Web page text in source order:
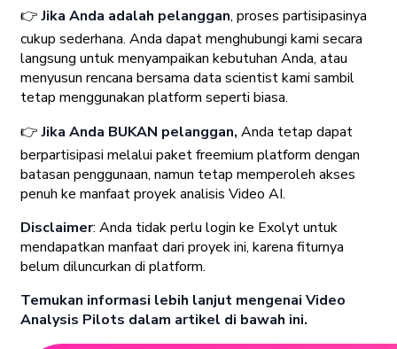
👉Jika Anda adalah pelanggan, proses partisipasinya
cukup sederhana. Anda dapat menghubungi kami secara
langsung untuk menyampaikan kebutuhan Anda, atau
menyusun rencana bersama data scientist kami sambil
tetap menggunakan platform seperti biasa.
👉Jika Anda BUKAN pelanggan, Anda tetap dapat
berpartisipasi melalui paket freemium platform dengan
batasan penggunaan, namun tetap memperoleh akses
penuh ke manfaat proyek analisis Video AI.
Disclaimer: Anda tidak perlu login ke Exolyt untuk
mendapatkan manfaat dari proyek ini, karena fiturnya
belum diluncurkan di platform.
Temukan informasi lebih lanjut mengenai Video
Analysis Pilots dalam artikel di bawah ini.